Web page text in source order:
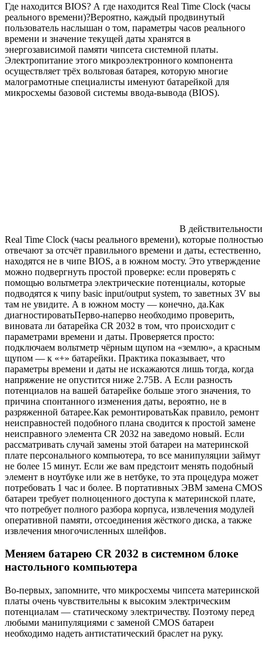
Где находится BIOS? А где находится Real Time Clock (часы
реального времени)?Вероятно, каждый продвинутый
пользователь наслышан о том, параметры часов реального
времени и значение текущей даты хранятся в
энергозависимой памяти чипсета системной платы.
Электропитание этого микроэлектронного компонента
осуществляет трёх вольтовая батарея, которую многие
малограмотные специалисты именуют батарейкой для
микросхемы базовой системы ввода-вывода (BIOS).
В действительности
Real Time Clock (часы реального времени), которые полностью
отвечают за отсчёт правильного времени и даты, естественно,
находятся не в чипе BIOS, а в южном мосту. Это утверждение
можно подвергнуть простой проверке: если проверять с
помощью вольтметра электрические потенциалы, которые
подводятся к чипу basic input/output system, то заветных 3V вы
там не увидите. А в южном мосту — конечно, да.Как
диагностироватьПерво-наперво необходимо проверить,
виновата ли батарейка CR 2032 в том, что происходит с
параметрами времени и даты. Проверяется просто:
подключаем вольтметр чёрным щупом на «землю», а красным
щупом — к «+» батарейки. Практика показывает, что
параметры времени и даты не искажаются лишь тогда, когда
напряжение не опустится ниже 2.75В. А Если разность
потенциалов на вашей батарейке больше этого значения, то
причина спонтанного изменения даты, вероятно, не в
разряженной батарее.Как ремонтироватьКак правило, ремонт
неисправностей подобного плана сводится к простой замене
неисправного элемента CR 2032 на заведомо новый. Если
рассматривать случай замены этой батареи на материнской
плате персонального компьютера, то все манипуляции займут
не более 15 минут. Если же вам предстоит менять подобный
элемент в ноутбуке или же в нетбуке, то эта процедура может
потребовать 1 час и более. В портативных ЭВМ замена CMOS
батареи требует полноценного доступа к материнской плате,
что потребует полного разбора корпуса, извлечения модулей
оперативной памяти, отсоединения жёсткого диска, а также
извлечения многочисленных шлейфов.
Меняем батарею CR 2032 в системном блоке
настольного компьютера
Во-первых, запомните, что микросхемы чипсета материнской
платы очень чувствительны к высоким электрическим
потенциалам — статическому электричеству. Поэтому перед
любыми манипуляциями с заменой CMOS батареи
необходимо надеть антистатический браслет на руку.